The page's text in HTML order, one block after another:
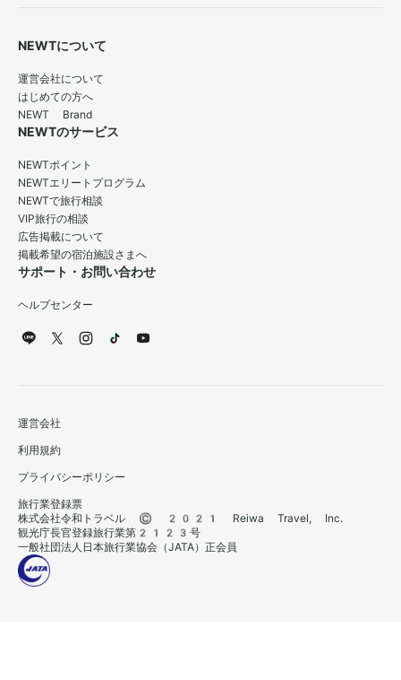
NEWTについて
運営会社について
はじめての方へ
NEWT Brand
NEWTのサービス
NEWTポイント
NEWTエリートプログラム
NEWTで旅行相談
VIP旅行の相談
広告掲載について
掲載希望の宿泊施設さまへ
サポート・お問い合わせ
ヘルプセンター
運営会社
利用規約
プライバシーポリシー
旅行業登録票
株式会社令和トラベル © 2021 Reiwa Travel, Inc.
観光庁長官登録旅行業第2123号
一般社団法人日本旅行業協会（JATA）正会員